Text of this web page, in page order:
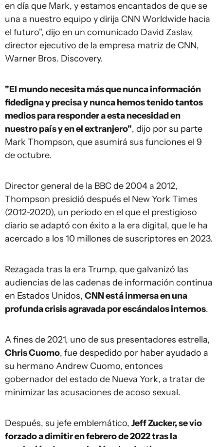
en día que Mark, y estamos encantados de que se
una a nuestro equipo y dirija CNN Worldwide hacia
el futuro", dijo en un comunicado David Zaslav,
director ejecutivo de la empresa matriz de CNN,
Warner Bros. Discovery.
"El mundo necesita más que nunca información
fidedigna y precisa y nunca hemos tenido tantos
medios para responder a esta necesidad en
nuestro país y en el extranjero", dijo por su parte
Mark Thompson, que asumirá sus funciones el 9
de octubre.
Director general de la BBC de 2004 a 2012,
Thompson presidió después el New York Times
(2012-2020), un periodo en el que el prestigioso
diario se adaptó con éxito a la era digital, que le ha
acercado a los 10 millones de suscriptores en 2023.
Rezagada tras la era Trump, que galvanizó las
audiencias de las cadenas de información continua
en Estados Unidos, CNN está inmersa en una
profunda crisis agravada por escándalos internos.
A fines de 2021, uno de sus presentadores estrella,
Chris Cuomo, fue despedido por haber ayudado a
su hermano Andrew Cuomo, entonces
gobernador del estado de Nueva York, a tratar de
minimizar las acusaciones de acoso sexual.
Después, su jefe emblemático, Jeff Zucker, se vio
forzado a dimitir en febrero de 2022 tras la